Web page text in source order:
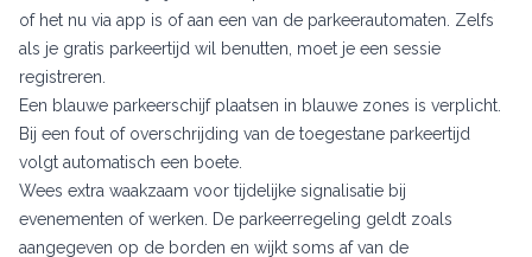
of het nu via app is of aan een van de parkeerautomaten. Zelfs
als je gratis parkeertijd wil benutten, moet je een sessie
registreren.
Een blauwe parkeerschijf plaatsen in blauwe zones is verplicht.
Bij een fout of overschrijding van de toegestane parkeertijd
volgt automatisch een boete.
Wees extra waakzaam voor tijdelijke signalisatie bij
evenementen of werken. De parkeerregeling geldt zoals
aangegeven op de borden en wijkt soms af van de